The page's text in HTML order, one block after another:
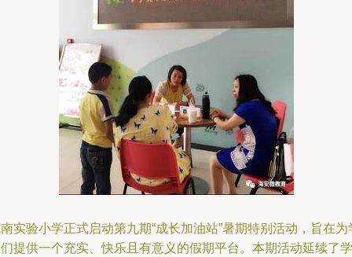
实验小学正式启动第九期“成长加油站”暑期特别活动，旨在为
提供一个充实、快乐且有意义的假期平台。本期活动延续了学